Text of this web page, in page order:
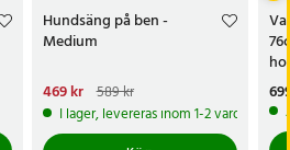
Hundsäng på ben -
Medium
Nuvarande pris
469 krTidigare pris:589 kr
469 kr 589 kr
I lager, levereras inom 1-2 vardagar